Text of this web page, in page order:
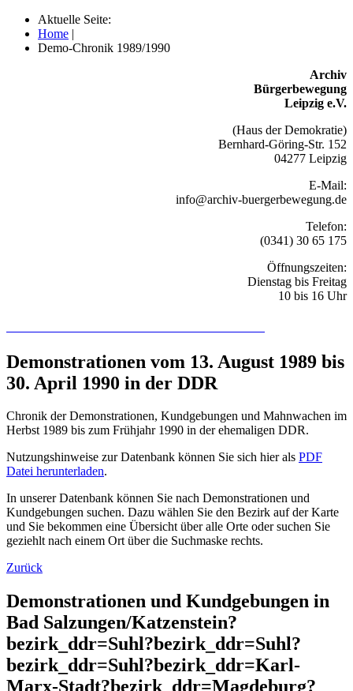
Aktuelle Seite:
Home |
Demo-Chronik 1989/1990
Archiv
Bürgerbewegung
Leipzig e.V.
(Haus der Demokratie)
Bernhard-Göring-Str. 152
04277 Leipzig
E-Mail:
info@archiv-buergerbewegung.de
Telefon:
(0341) 30 65 175
Öffnungszeiten:
Dienstag bis Freitag
10 bis 16 Uhr
Demonstrationen vom 13. August 1989 bis
30. April 1990 in der DDR
Chronik der Demonstrationen, Kundgebungen und Mahnwachen im
Herbst 1989 bis zum Frühjahr 1990 in der ehemaligen DDR.
Nutzungshinweise zur Datenbank können Sie sich hier als PDF
Datei herunterladen.
In unserer Datenbank können Sie nach Demonstrationen und
Kundgebungen suchen. Dazu wählen Sie den Bezirk auf der Karte
und Sie bekommen eine Übersicht über alle Orte oder suchen Sie
geziehlt nach einem Ort über die Suchmaske rechts.
Zurück
Demonstrationen und Kundgebungen in
Bad Salzungen/Katzenstein?
bezirk_ddr=Suhl?bezirk_ddr=Suhl?
bezirk_ddr=Suhl?bezirk_ddr=Karl-
Marx-Stadt?bezirk_ddr=Magdeburg?